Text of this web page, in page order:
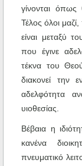
γίνονται όπως
Τέλος όλοι
είναι μεταξύ
που έγινε
τέκνα του
διακονεί την
αδελφότητα
υιοθεσίας.
Βέβαια η
κανένα
πνευματικό